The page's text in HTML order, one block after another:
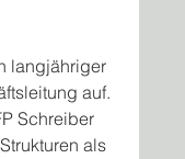
langjähriger
auf.
Schreiber
als